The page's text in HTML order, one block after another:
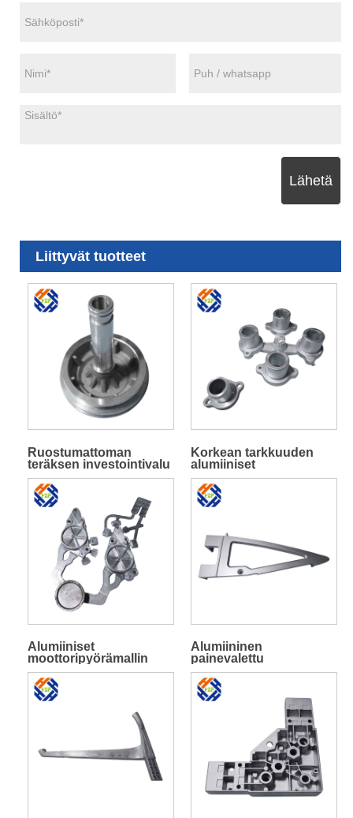
Lähetä
Liittyvät tuotteet
Ruostumattoman
teräksen investointivalu
alumiiniseoksen
painevalu
Korkean tarkkuuden
alumiiniset
valurautavaluosat
Alumiiniset
moottoripyörämallin
painevaluosat
Alumiininen
painevalettu
matkustajan jalkatappi